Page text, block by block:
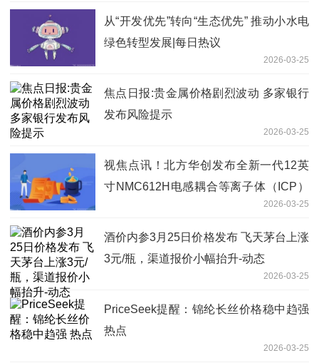
从“开发优先”转向“生态优先” 推动小水电
绿色转型发展|每日热议
2026-03-25
焦点日报:贵金属价格剧烈波动 多家银行
发布风险提示
2026-03-25
视焦点讯！北方华创发布全新一代12英
寸NMC612H电感耦合等离子体（ICP）
2026-03-25
酒价内参3月25日价格发布 飞天茅台上涨
3元/瓶，渠道报价小幅抬升-动态
2026-03-25
PriceSeek提醒：锦纶长丝价格稳中趋强
热点
2026-03-25